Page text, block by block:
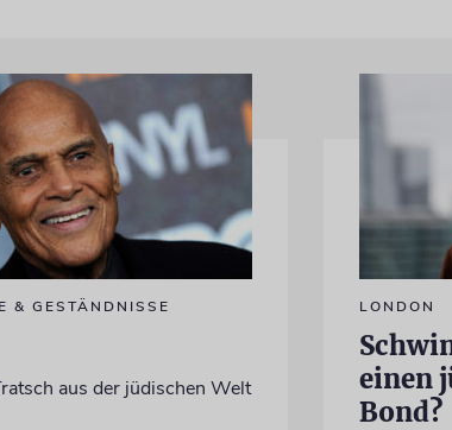
& GESTÄNDNISSE
aus der jüdischen Welt
LONDON
einen
Bond?